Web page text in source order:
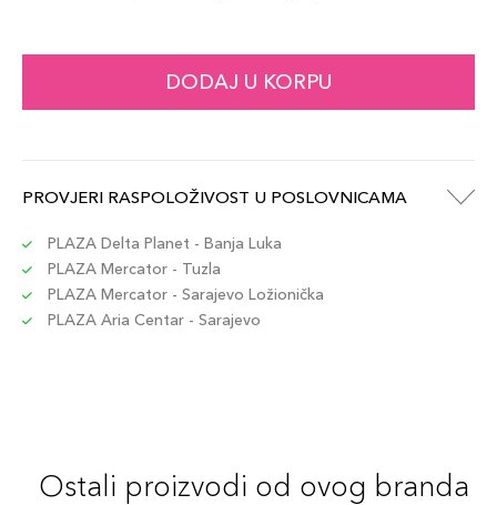
DODAJ U KORPU
PROVJERI RASPOLOŽIVOST U POSLOVNICAMA
PLAZA Delta Planet - Banja Luka
PLAZA Mercator - Tuzla
PLAZA Mercator - Sarajevo Ložionička
PLAZA Aria Centar - Sarajevo
Ostali proizvodi od ovog branda